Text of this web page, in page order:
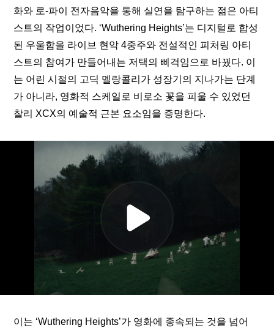
화와 로-파이 전자음악을 통해 실연을 탐구하는 젊은 아티
스트의 작업이었다. ‘Wuthering Heights’는 디지털로 합성
된 우울함을 라이브 현악 4중주와 전설적인 피처링 아티
스트의 참여가 만들어내는 저택의 삐걱임으로 바꿨다. 이
는 어린 시절의 고딕 멜랑콜리가 성장기의 지나가는 단계
가 아니라, 영화적 스케일로 비로소 꽃을 피울 수 있었던
찰리 XCX의 예술적 근본 요소임을 증명한다.
이는 ‘Wuthering Heights’가 영화에 종속되는 것을 넘어